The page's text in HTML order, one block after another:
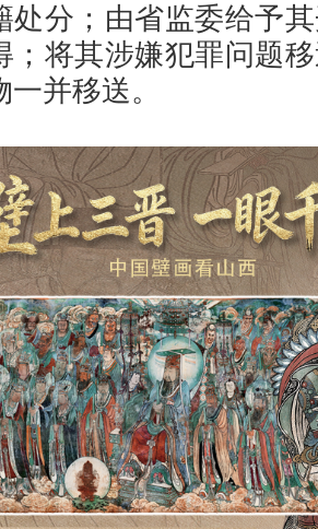
处分；由省监委给予
；将其涉嫌犯罪问题
一并移送。